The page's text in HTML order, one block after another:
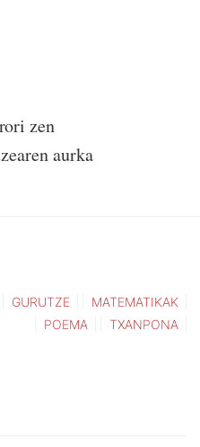
zen
aurka
GURUTZE
MATEMATIKAK
POEMA
TXANPONA